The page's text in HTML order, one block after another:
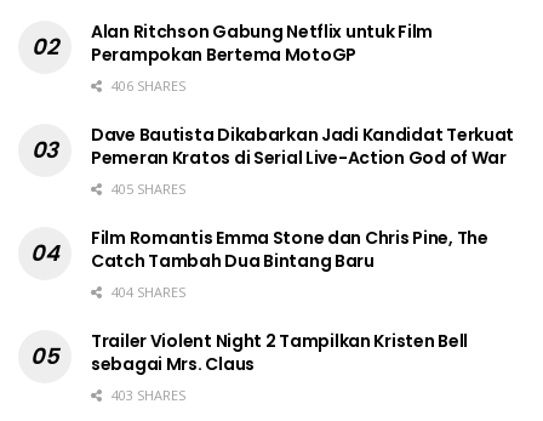
Alan Ritchson Gabung Netflix untuk Film
Perampokan Bertema MotoGP
406 SHARES
Dave Bautista Dikabarkan Jadi Kandidat Terkuat
Pemeran Kratos di Serial Live-Action God of War
405 SHARES
Film Romantis Emma Stone dan Chris Pine, The
Catch Tambah Dua Bintang Baru
404 SHARES
Trailer Violent Night 2 Tampilkan Kristen Bell
sebagai Mrs. Claus
403 SHARES